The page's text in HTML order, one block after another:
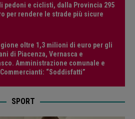
pedoni e ciclisti, dalla Provincia 295
per rendere le strade più sicure
oltre 1,3 milioni di euro per gli
di Piacenza, Vernasca e
Amministrazione comunale e
“Soddisfatti”
SPORT